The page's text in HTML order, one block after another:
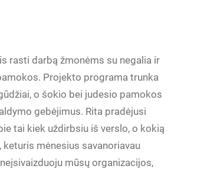
rasti darbą žmonėms su negalia ir
Projekto programa trunka
o šokio bei judesio pamokos
gebėjimus. Rita pradėjusi
tai kiek uždirbsiu iš verslo, o kokią
mėnesius savanoriavau
mūsų organizacijos,